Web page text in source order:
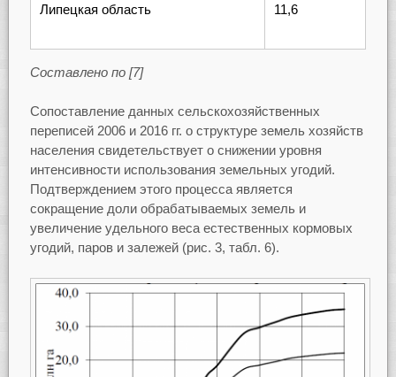
Липецкая область 11,6
Составлено по [7]
Сопоставление данных сельскохозяйственных
переписей 2006 и 2016 гг. о структуре земель хозяйств
населения свидетельствует о снижении уровня
интенсивности использования земельных угодий.
Подтверждением этого процесса является
сокращение доли обрабатываемых земель и
увеличение удельного веса естественных кормовых
угодий, паров и залежей (рис. 3, табл. 6).